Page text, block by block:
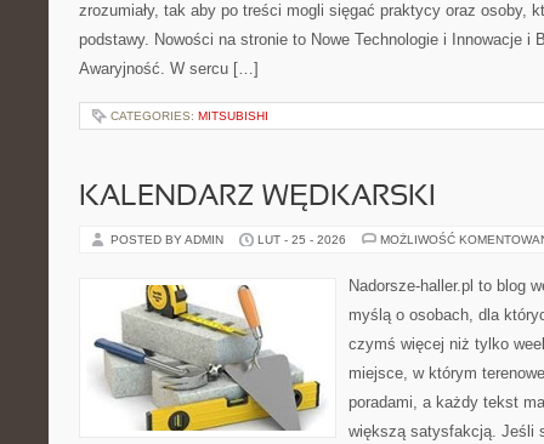
zrozumiały, tak aby po treści mogli sięgać praktycy oraz osoby,
podstawy. Nowości na stronie to Nowe Technologie i Innowacje i
Awaryjność. W sercu […]
CATEGORIES: MITSUBISHI
KALENDARZ WĘDKARSKI
POSTED BY ADMIN LUT - 25 - 2026 MOŻLIWOŚĆ
Nadorsze-haller.pl to blog
myślą o osobach, dla
czymś więcej niż tylko
miejsce, w którym
poradami, a każdy tekst
większą satysfakcją. Jeśli